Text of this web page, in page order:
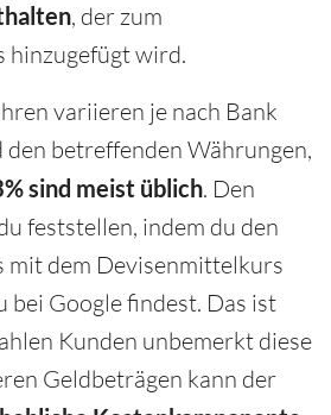
, der zum
hinzugefügt wird.
variieren je nach Bank
betreffenden Währungen,
sind meist üblich. Den
feststellen, indem du den
mit dem Devisenmittelkurs
bei Google findest. Das ist
Kunden unbemerkt diese
Geldbeträgen kann der